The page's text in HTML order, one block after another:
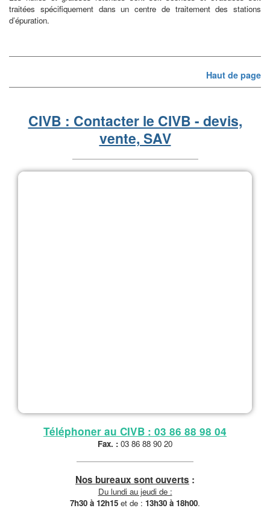
traitées spécifiquement dans un centre de traitement des stations
d’épuration.
Haut de page
CIVB : Contacter le CIVB - devis,
vente, SAV
Téléphoner au CIVB : 03 86 88 98 04
Fax. : 03 86 88 90 20
Nos bureaux sont ouverts :
Du lundi au jeudi de :
7h30 à 12h15 et de : 13h30 à 18h00.